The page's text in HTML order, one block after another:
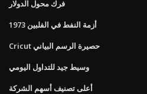
فرك محول الدولار
1973 أزمة النفط في الفلبين
Cricut حصيرة الرسم البياني
وسيط جيد للتداول اليومي
أعلى تصنيف أسهم الشركة